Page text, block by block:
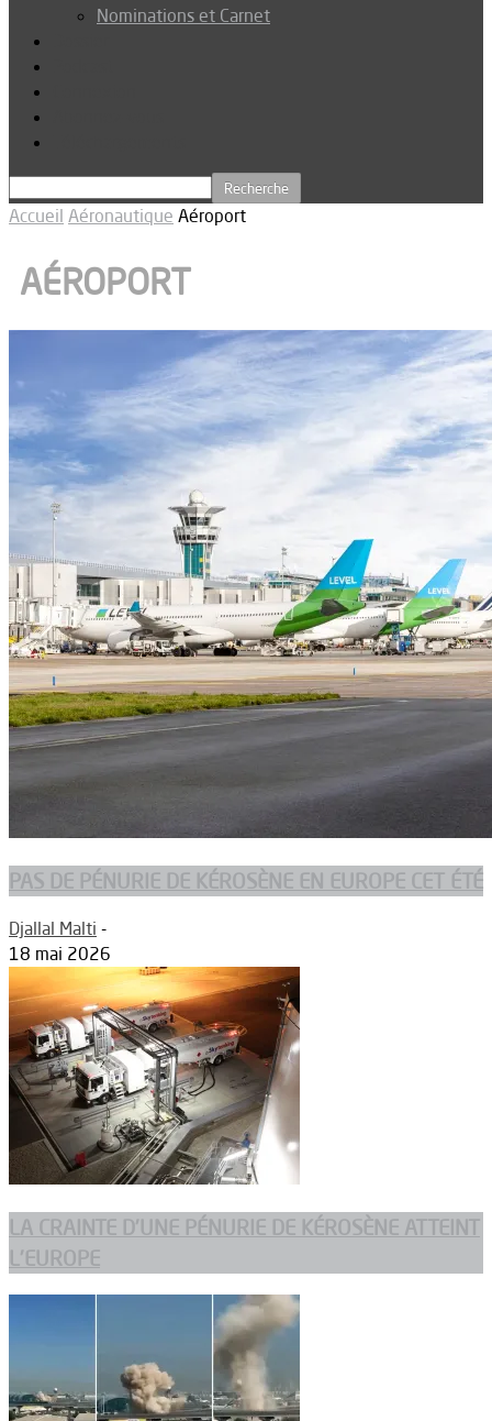
Nominations et Carnet
Accueil Aéronautique Aéroport
AÉROPORT
PAS DE PÉNURIE DE KÉROSÈNE EN EUROPE CET ÉTÉ
Djallal Malti -
18 mai 2026
LA CRAINTE D’UNE PÉNURIE DE KÉROSÈNE ATTEINT
L’EUROPE